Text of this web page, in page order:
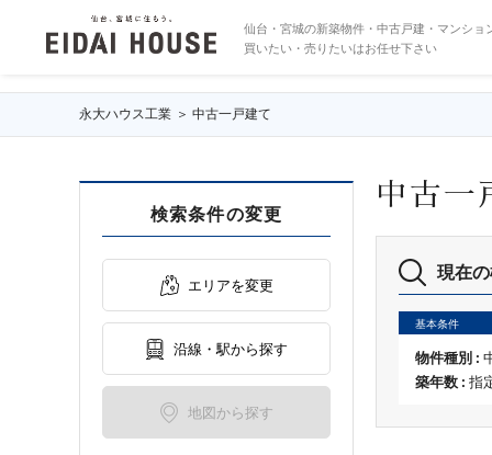
仙台・宮城の新築物件・中古戸建・マンショ
買いたい・売りたいはお任せ下さい
永大ハウス工業 中古一戸建て
検索条件の変更
エリアを変更
沿線・駅から探す
地図から探す
中古一
現在
基本条件
物件種別 :
築年数 : 指